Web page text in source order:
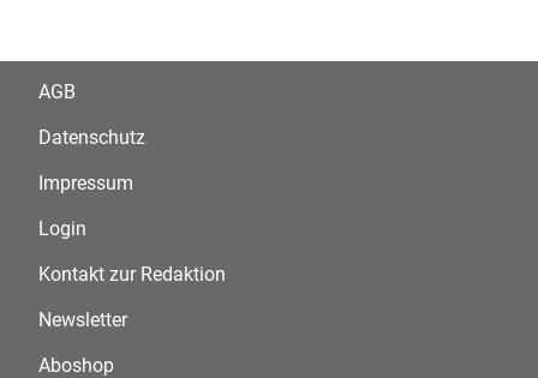
AGB
Datenschutz
Impressum
Login
Kontakt zur Redaktion
Newsletter
Aboshop